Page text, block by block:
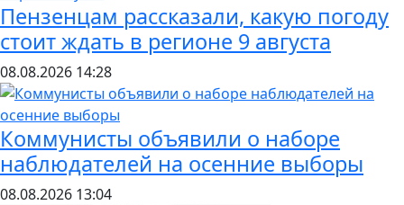
Пензенцам рассказали, какую погоду
стоит ждать в регионе 9 августа
08.08.2026 14:28
Коммунисты объявили о наборе
наблюдателей на осенние выборы
08.08.2026 13:04